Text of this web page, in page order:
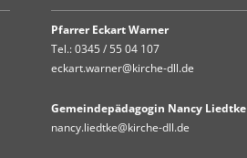
Pfarrer Eckart Warner
Tel.:0345 / 55 04 107
eckart.warner@kirche-dll.de
Gemeindepädagogin Nancy Liedtke
nancy.liedtke@kirche-dll.de